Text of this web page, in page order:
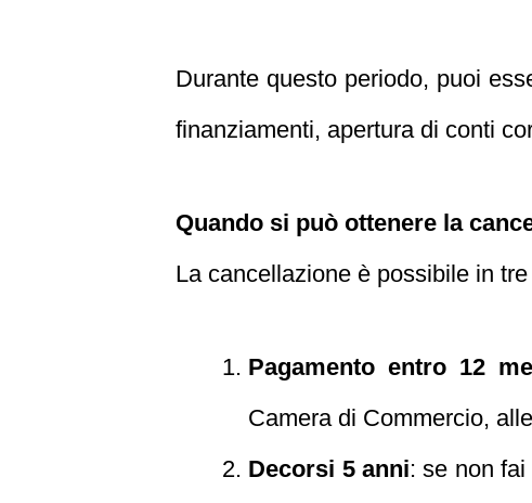
Durante questo periodo, puoi
finanziamenti, apertura di conti
Quando si può ottenere la
La cancellazione è possibile in
Pagamento entro 12
Camera di Commercio,
Decorsi 5 anni: se non